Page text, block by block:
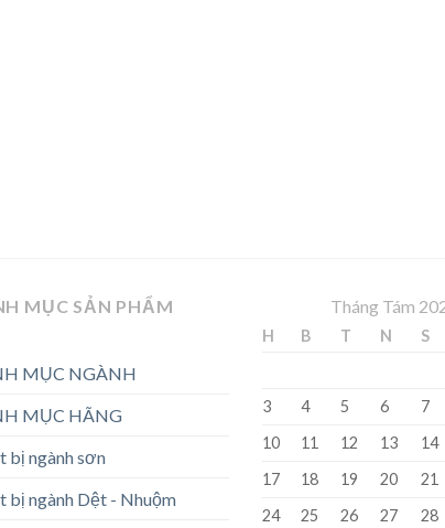
MỤC SẢN PHẨM
MỤC NGÀNH
MỤC HÃNG
bị ngành sơn
bị ngành Dệt - Nhuộm
Tháng Tám
H B T N S
3
4 5 6 7
10
11 12 13 14
17
18 19 20 21
24
25 26 27 28